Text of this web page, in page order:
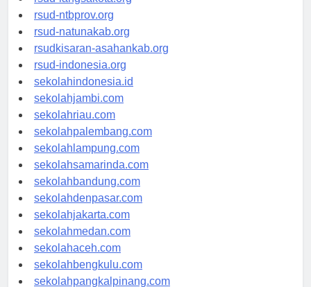
rsud-langsakota.org
rsud-ntbprov.org
rsud-natunakab.org
rsudkisaran-asahankab.org
rsud-indonesia.org
sekolahindonesia.id
sekolahjambi.com
sekolahriau.com
sekolahpalembang.com
sekolahlampung.com
sekolahsamarinda.com
sekolahbandung.com
sekolahdenpasar.com
sekolahjakarta.com
sekolahmedan.com
sekolahaceh.com
sekolahbengkulu.com